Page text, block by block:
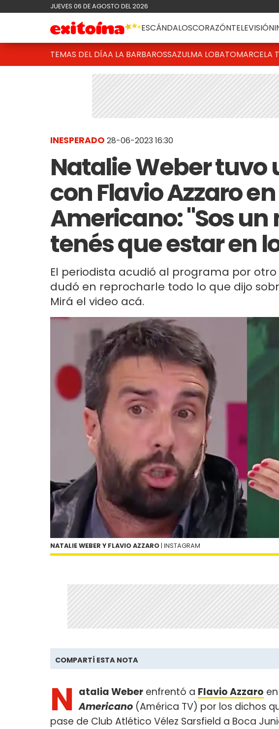
JUEVES 06 DE AGOSTO DEL 2026
ESCÁNDALOSCORAZÓNTELEVISIÓN
TEMAS DEL DÍAA LA BARBAROSSAZULMA LOBATOMARCELA
INESPERADO 28-06-2023 16:30
Natalie Weber tuvo
con Flavio Azzaro
Americano: "Sos un
tenés que estar en
El periodista acudió al programa por
dudó en reprocharle todo lo que dijo
Mirá el video acá.
NATALIE WEBER Y FLAVIO AZZARO | INSTAGRAM
COMPARTÍ ESTA NOTA
N atalia Weber enfrentó a Flavio Azzaro
Americano (América TV) por los dichos
pase de Club Atlético Vélez Sarsfield a Boca